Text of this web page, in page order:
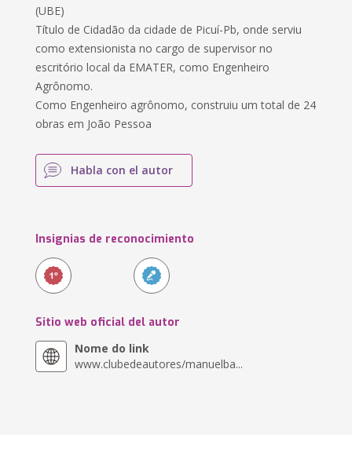
(UBE)
Título de Cidadão da cidade de Picuí-Pb, onde serviu
como extensionista no cargo de supervisor no
escritório local da EMATER, como Engenheiro
Agrônomo.
Como Engenheiro agrônomo, construiu um total de 24
obras em João Pessoa
Habla con el autor
Insignias de reconocimiento
Sitio web oficial del autor
Nome do link
www.clubedeautores/manuelba...